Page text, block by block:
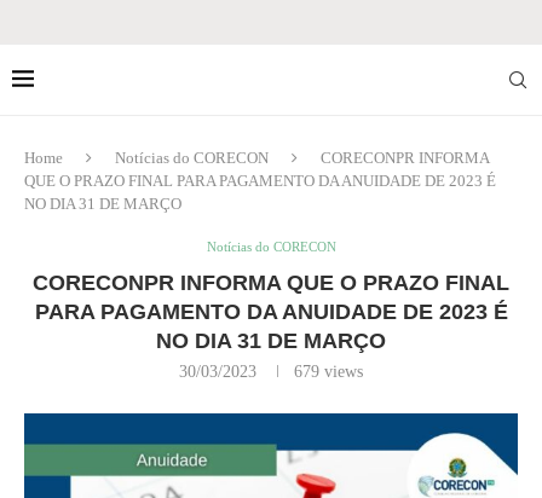
Home Notícias do CORECON
CORECONPR INFORMA
QUE O PRAZO FINAL PARA PAGAMENTO DA ANUIDADE DE 2023 É
NO DIA 31 DE MARÇO
Notícias do CORECON
CORECONPR INFORMA QUE O PRAZO FINAL
PARA PAGAMENTO DA ANUIDADE DE 2023 É
NO DIA 31 DE MARÇO
30/03/2023 679 views